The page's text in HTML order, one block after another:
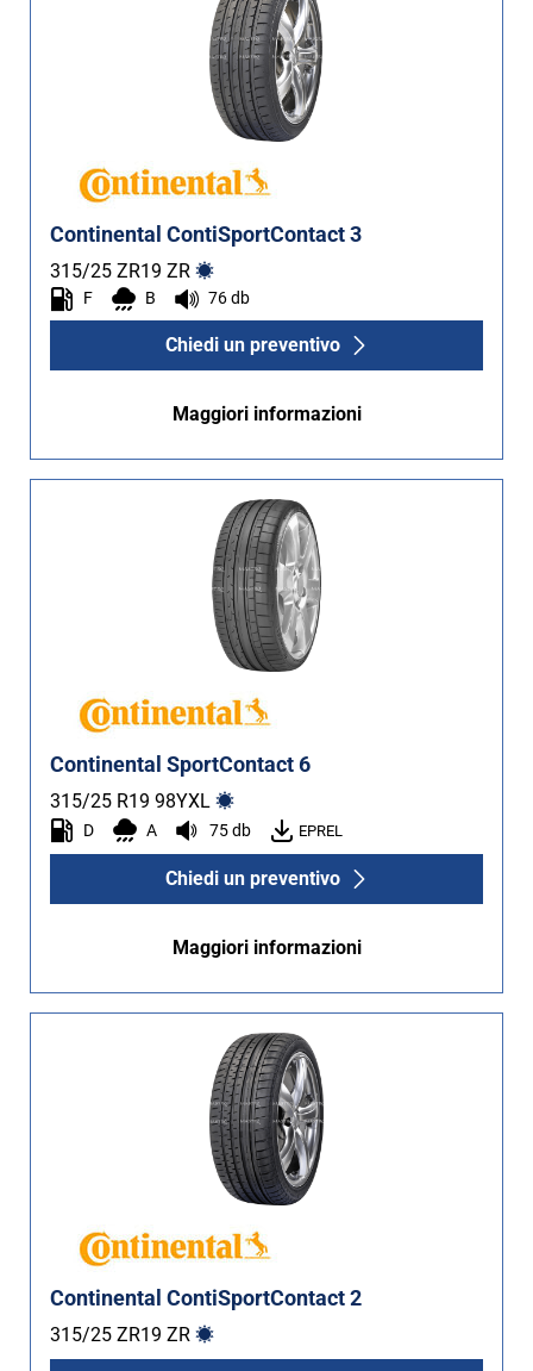
Continental ContiSportContact 3
315/25 ZR19 ZR
F B 76 db
Chiedi un preventivo
Maggiori informazioni
Continental SportContact 6
315/25 R19 98YXL
D A 75 db EPREL
Chiedi un preventivo
Maggiori informazioni
Continental ContiSportContact 2
315/25 ZR19 ZR